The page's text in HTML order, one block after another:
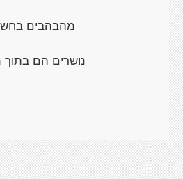
מהבהבים
נושרים הם בתוך